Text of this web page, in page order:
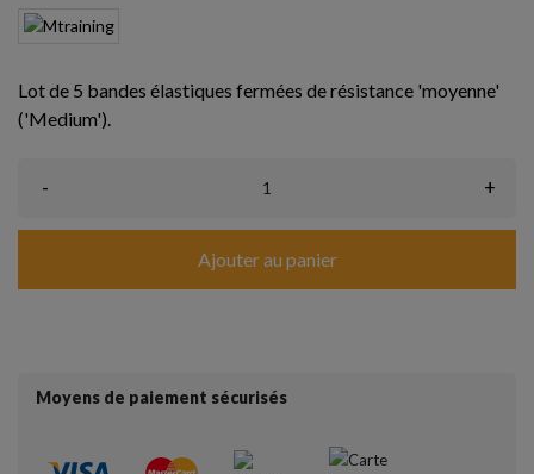
Lot de 5 bandes élastiques fermées de résistance 'moyenne'
('Medium').
- +
Ajouter au panier
Moyens de paiement sécurisés